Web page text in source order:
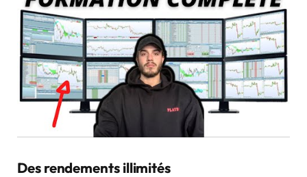
Des rendements illimités